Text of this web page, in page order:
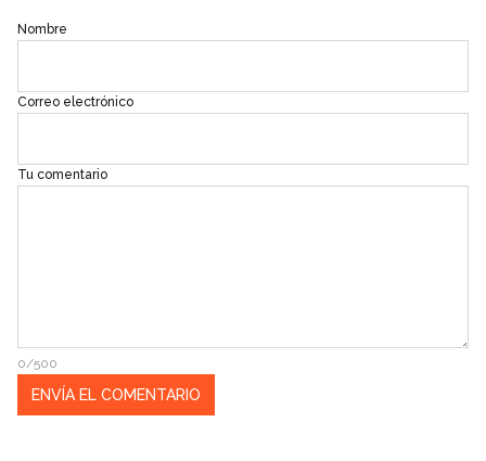
Nombre
Correo electrónico
Tu comentario
0/500